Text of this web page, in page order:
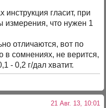
гласит, при
измерения, что нужен 1
отличаются, вот по
в сомнениях, не верится,
- 0,2 г/дал хватит.
21 Авг. 13, 10:01